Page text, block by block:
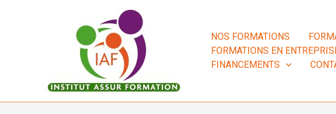
NOS FORMATIONS
FORMATIONS EN
FINANCEMENTS